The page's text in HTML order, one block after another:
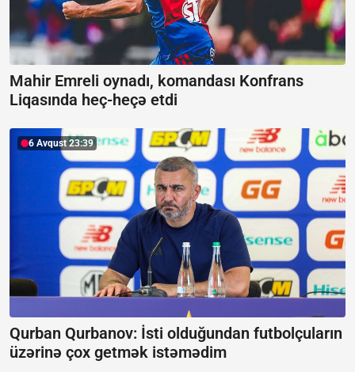
Mahir Emreli oynadı, komandası Konfrans
Liqasında heç-heçə etdi
6 Avqust 23:39
Qurban Qurbanov: İsti olduğundan futbolçuların
üzərinə çox getmək istəmədim